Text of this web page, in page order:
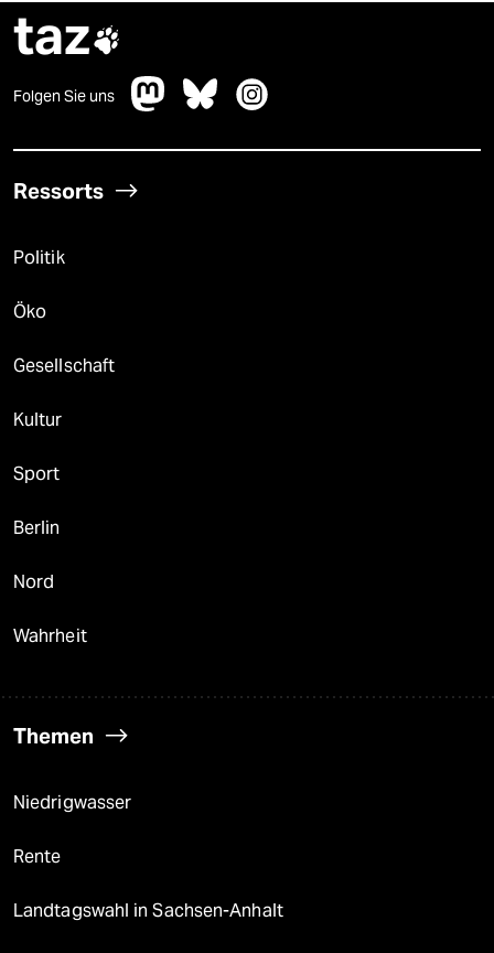
taz
Folgen Sie uns
Ressorts
Politik
Öko
Gesellschaft
Kultur
Sport
Berlin
Nord
Wahrheit
Themen
Niedrigwasser
Rente
Landtagswahl in Sachsen-Anhalt